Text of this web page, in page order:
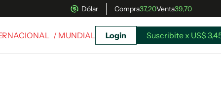
Dólar Compra37,20Venta39,70
/ MUNDIAL Login Suscribite x US$